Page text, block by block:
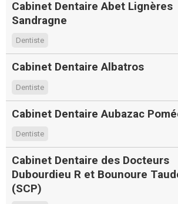
Cabinet Dentaire Abet Lignères
Sandragne
Dentiste
Cabinet Dentaire Albatros
Dentiste
Cabinet Dentaire Aubazac
Dentiste
Cabinet Dentaire des Docteurs
Dubourdieu R et Bounoure
(SCP)